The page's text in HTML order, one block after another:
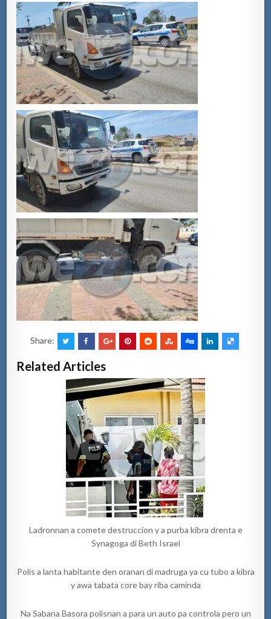
Share:
Related Articles
Ladronnan a comete destruccion y a purba kibra drenta e
Synagoga di Beth Israel
Polis a lanta habitante den oranan di madruga ya cu tubo a kibra
y awa tabata core bay riba caminda
Na Sabana Basora polisnan a para un auto pa controla pero un